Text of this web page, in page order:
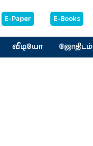
E-Paper E-Books
வீடியோ ஜோதிடம்